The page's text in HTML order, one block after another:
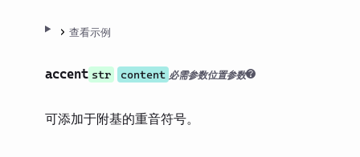
数据加载查看示例
accent str content 必需参数位置参数
可添加于附基的重音符号。